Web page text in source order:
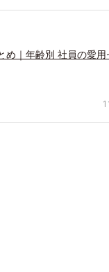
め｜年齢別 社員の愛用